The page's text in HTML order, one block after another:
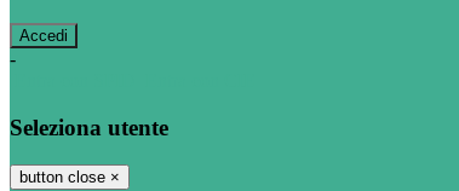
-
Seleziona utente
button close ×